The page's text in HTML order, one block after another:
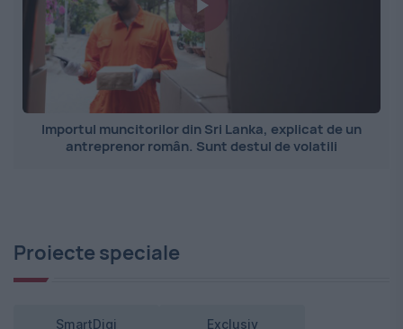
Importul muncitorilor din Sri Lanka, explicat de un
antreprenor român. Sunt destul de volatili
Proiecte speciale
SmartDigi Exclusiv